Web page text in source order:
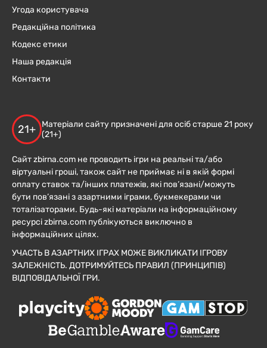
Угода користувача
Редакційна політика
Кодекс етики
Наша редакція
Контакти
21+
Матеріали сайту призначені для осіб старше 21 року
(21+)
Сайт zbirna.com не проводить ігри на реальні та/або
віртуальні гроші, також сайт не приймає ні в якій формі
оплату ставок та/інших платежів, які пов’язані/можуть
бути пов’язані з азартними іграми, букмекерами чи
тоталізаторами. Будь-які матеріали на інформаційному
ресурсі zbirna.com публікуються виключно в
інформаційних цілях.
УЧАСТЬ В АЗАРТНИХ ІГРАХ МОЖЕ ВИКЛИКАТИ ІГРОВУ
ЗАЛЕЖНІСТЬ. ДОТРИМУЙТЕСЬ ПРАВИЛ (ПРИНЦИПІВ)
ВІДПОВІДАЛЬНОЇ ГРИ.